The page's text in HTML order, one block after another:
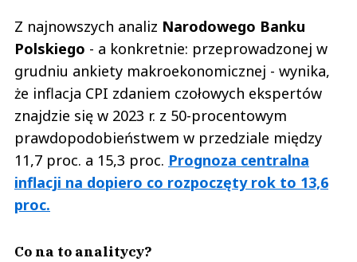
Z najnowszych analiz Narodowego Banku
Polskiego - a konkretnie: przeprowadzonej w
grudniu ankiety makroekonomicznej - wynika,
że inflacja CPI zdaniem czołowych ekspertów
znajdzie się w 2023 r. z 50-procentowym
prawdopodobieństwem w przedziale między
11,7 proc. a 15,3 proc. Prognoza centralna
inflacji na dopiero co rozpoczęty rok to 13,6
proc.
Co na to analitycy?